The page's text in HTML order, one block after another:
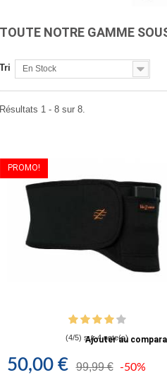
TOUTE NOTRE GAMME
Tri En Stock
Résultats 1 - 8 sur 8.
PROMO!
(4/5) sur 4 note(s)
Ajouter au
50,00 € 99,99 € -50%